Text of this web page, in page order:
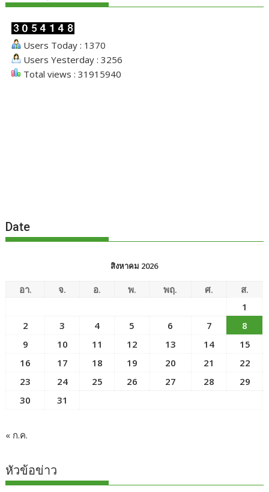
Users Today : 1370
Users Yesterday : 3256
Total views : 31915940
Date
สิงหาคม 2026
อา. จ. อ. พ. พฤ. ศ.
ส.
1
2
3 4 5 6 7
8
9
10 11 12 13 14
15
16
17 18 19 20 21
22
23
24 25 26 27 28
29
30
31
« ก.ค.
หัวข้อข่าว